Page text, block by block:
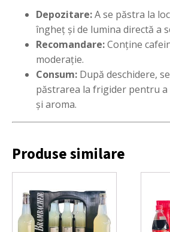
Depozitare:A se păstra la
îngheț și de lumina directă a
Recomandare:Conține
moderație.
Consum: După deschidere,
păstrarea la frigider pentru a
și aroma.
Produse similare